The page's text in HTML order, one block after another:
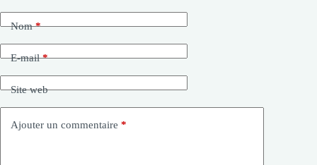
Nom*
E-mail*
Site web
Ajouter un commentaire *